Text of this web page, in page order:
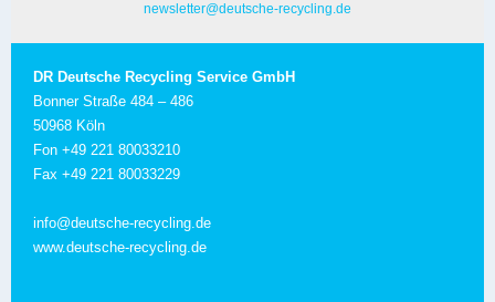
newsletter@deutsche-recycling.de
DR Deutsche Recycling Service GmbH
Bonner Straße 484 – 486
50968 Köln
Fon +49 221 80033210
Fax +49 221 80033229
info@deutsche-recycling.de
www.deutsche-recycling.de